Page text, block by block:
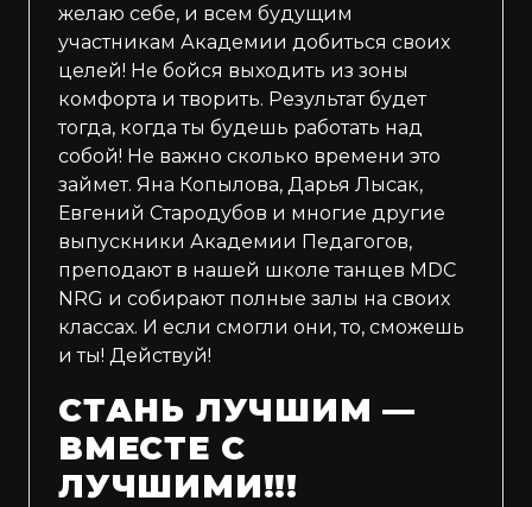
желаю себе, и всем будущим
участникам Академии добиться своих
целей! Не бойся выходить из зоны
комфорта и творить. Результат будет
тогда, когда ты будешь работать над
собой! Не важно сколько времени это
займет. Яна Копылова, Дарья Лысак,
Евгений Стародубов и многие другие
выпускники Академии Педагогов,
преподают в нашей школе танцев MDC
NRG и собирают полные залы на своих
классах. И если смогли они, то, сможешь
и ты! Действуй!
СТАНЬ ЛУЧШИМ —
ВМЕСТЕ С
ЛУЧШИМИ!!!